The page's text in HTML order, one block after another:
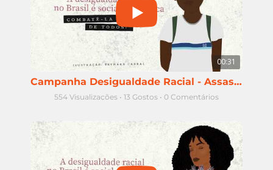
00:31
Campanha Desigualdade Racial - Assassinatos de jovens negros
554 Visualizações • 13 Gostos • 0 Comentários